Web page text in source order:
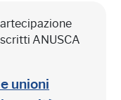
ANUSCA
unioni